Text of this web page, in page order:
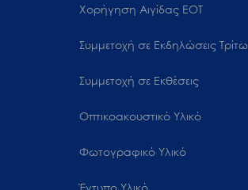
Χορήγηση Αιγίδας ΕΟΤ
Συμμετοχή σε Εκδηλώσεις
Συμμετοχή σε Εκθέσεις
Οπτικοακουστικό Υλικό
Φωτογραφικό Υλικό
Έντυπο Υλικό